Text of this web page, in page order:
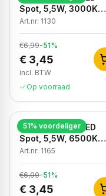
Spot, 5,5W, 3000K
Warm Wit, IP20
Art.nr: 1130
€6,99-51%
€ 3,45
incl. BTW
Op voorraad
51% voordeliger
Dimbare GU10 LED
Spot, 5,5W, 6500K
Koud Wit, IP20
Art.nr: 1165
€6,99-51%
€ 3,45